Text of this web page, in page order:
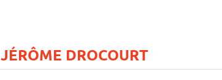
JÉRÔME DROCOURT